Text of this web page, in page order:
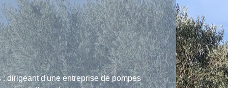
dirigeant d'une entreprise de pompes